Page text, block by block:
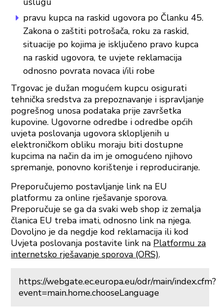
pravu kupca na raskid ugovora po Članku 45.
Zakona o zaštiti potrošača, roku za raskid,
situacije po kojima je isključeno pravo kupca
na raskid ugovora, te uvjete reklamacija
odnosno povrata novaca i/ili robe
Trgovac je dužan mogućem kupcu osigurati
tehnička sredstva za prepoznavanje i ispravljanje
pogrešnog unosa podataka prije završetka
kupovine. Ugovorne odredbe i odredbe općih
uvjeta poslovanja ugovora sklopljenih u
elektroničkom obliku moraju biti dostupne
kupcima na način da im je omogućeno njihovo
spremanje, ponovno korištenje i reproduciranje.
Preporučujemo postavljanje link na EU
platformu za online rješavanje sporova.
Preporučuje se ga da svaki web shop iz zemalja
članica EU treba imati, odnosno link na njega.
Dovoljno je da negdje kod reklamacija ili kod
Uvjeta poslovanja postavite link na Platformu za
internetsko rješavanje sporova (ORS).
https://webgate.ec.europa.eu/odr/main/index.cfm?
event=main.home.chooseLanguage